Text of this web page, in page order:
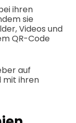
ihren
sie
Videos und
QR-Code
auf
mit ihren